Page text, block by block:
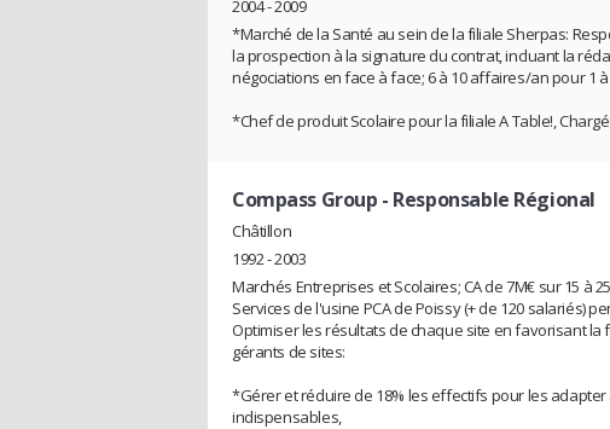
2004 - 2009
*Marché de la Santé au sein de la filiale Sherpas:
la prospection à la signature du contrat, incluant la
négociations en face à face; 6 à 10 affaires/an pour 1 à
*Chef de produit Scolaire pour la filiale A Table!,
Compass Group - Responsable Régional
Châtillon
1992 - 2003
Marchés Entreprises et Scolaires; CA de 7M€ sur 15 à
Services de l'usine PCA de Poissy (+ de 120 salariés)
Optimiser les résultats de chaque site en favorisant
gérants de sites:
*Gérer et réduire de 18% les effectifs pour les
indispensables,